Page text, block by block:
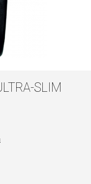
SLIM